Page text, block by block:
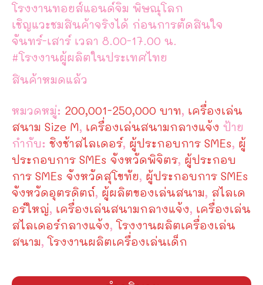
โรงงานทอยส์แอนด์จิม พิษณุโลก
เชิญแวะชมสินค้าจริงได้ ก่อนการตัดสินใจ
จันทร์-เสาร์ เวลา 8.00-17.00 น.
#โรงงานผู้ผลิตในประเทศไทย
สินค้าหมดแล้ว
หมวดหมู่: 200,001-250,000 บาท, เครื่องเล่น
สนาม Size M, เครื่องเล่นสนามกลางแจ้ง ป้าย
กำกับ: ชิงช้าสไลเดอร์, ผู้ประกอบการ SMEs, ผู้
ประกอบการ SMEs จังหวัดพิจิตร, ผู้ประกอบ
การ SMEs จังหวัดสุโขทัย, ผู้ประกอบการ SMEs
จังหวัดอุตรดิตถ์, ผู้ผลิตของเล่นสนาม, สไลเด
อร์ใหญ่, เครื่องเล่นสนามกลางแจ้ง, เครื่องเล่น
สไลเดอร์กลางแจ้ง,โรงงานผลิตเครื่องเล่น
สนาม,โรงงานผลิตเครื่องเล่นเด็ก